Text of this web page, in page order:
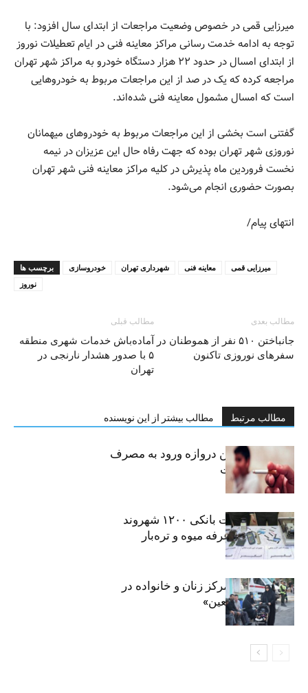
میرزایی قمی در خصوص وضعیت مراجعات از ابتدای سال افزود: با
توجه به ادامه خدمت رسانی مراکز معاینه فنی در ایام تعطیلات نوروز
از ابتدای امسال در حدود ۲۲ هزار دستگاه خودرو به مراکز شهر تهران
مراجعه کرده که یک در صد از این مراجعات مربوط به خودروهایی
است که امسال مشمول معاینه فنی شده‌اند.
گفتنی است بخشی از این مراجعات مربوط به خودروهای میهمانان
نوروزی شهر تهران بوده که جهت رفاه حال این عزیزان در نیمه
نخست فروردین ماه پذیرش در کلیه مراکز معاینه فنی شهر تهران
بصورت حضوری انجام می‌شود.
انتهای پیام/
برچسب ها خودروسازی شهرداری تهران معاینه فنی
میرزایی قمی
نوروز
مطالب قبلی
آماده‌باش خدمات شهری منطقه
۵ با صدور هشدار نارنجی در
تهران
مطالب بعدی
جانباختن ۵۱۰ نفر از هموطنان در
سفرهای نوروزی تاکنون
مطالب مرتبط مطالب بیشتر از این نویسنده
سیگار، مهمترین دروازه ورود به مصرف
موادمخدر است
افشای اطلاعات بانکی ۱۲۰۰ شهروند
تهرانی در یک غرفه میوه و تره‌بار
روایت حضور مرکز زنان و خانواده در
«جاماندگان اربعین»